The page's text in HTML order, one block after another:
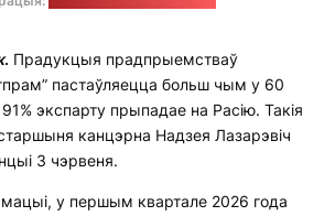
. Прадукцыя прадпрыемстваў
пастаўляецца больш чым у 60
экспарту прыпадае на Расію. Такія
канцэрна Надзея Лазарэвіч
3 чэрвеня.
у першым квартале 2026 года